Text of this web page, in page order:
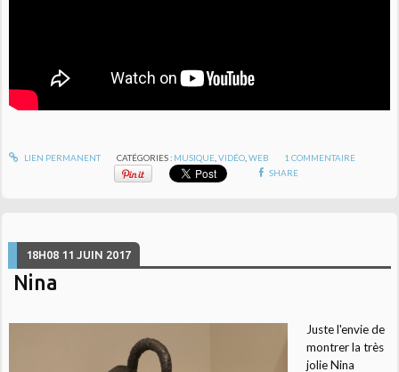
LIEN PERMANENT CATÉGORIES : MUSIQUE, VIDÉO, WEB 1 COMMENTAIRE
SHARE
18H08 11 JUIN 2017
Nina
Juste l'envie de
montrer la très
jolie Nina